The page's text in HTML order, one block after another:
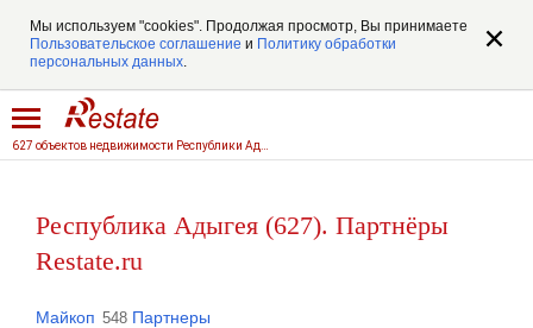
Мы используем "cookies". Продолжая просмотр, Вы принимаете
Пользовательское соглашение и Политику обработки
персональных данных.
Республика Адыгея (627). Партнёры
Restate.ru
Майкоп 548 Партнеры